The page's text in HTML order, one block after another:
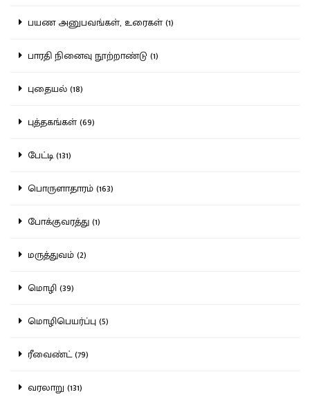
பயண அனுபவங்கள், உரைகள் (1)
பாரதி நினைவு நூற்றாண்டு (1)
புதையல் (18)
புத்தகங்கள் (69)
பேட்டி (131)
பொருளாதாரம் (163)
போக்குவரத்து (1)
மருத்துவம் (2)
மொழி (39)
மொழிபெயர்ப்பு (5)
ரீவைண்ட் (79)
வரலாறு (131)